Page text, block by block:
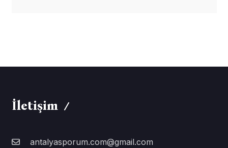
İletişim
antalyasporum.com@gmail.com